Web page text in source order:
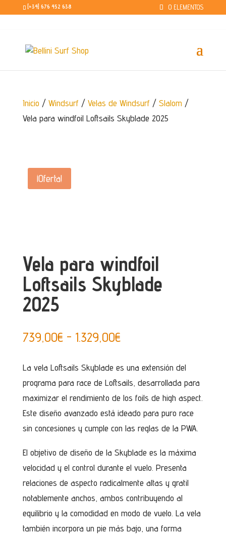
[+34] 676 452 638 0 ELEMENTOS
Inicio / Windsurf/ Velas de Windsurf/ Slalom /
Vela para windfoil Loftsails Skyblade 2025
¡Oferta!
Vela para windfoil
Loftsails Skyblade
2025
739,00€ - 1.329,00€Rango
precios:
desde
739,00€
hasta
1.329,00€
La vela Loftsails Skyblade es una extensión del
programa para race de Loftsails, desarrollada para
maximizar el rendimiento de los foils de high aspect.
Este diseño avanzado está ideado para puro race
sin concesiones y cumple con las reglas de la PWA.
El objetivo de diseño de la Skyblade es la máxima
velocidad y el control durante el vuelo. Presenta
relaciones de aspecto radicalmente altas y gratil
notablemente anchos, ambos contribuyendo al
equilibrio y la comodidad en modo de vuelo. La vela
también incorpora un pie más bajo, una forma